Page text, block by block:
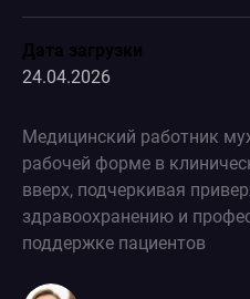
Дата загрузки
24.04.2026
Медицинский работник
рабочей форме в
вверх, подчеркивая
здравоохранению и
поддержке пациентов